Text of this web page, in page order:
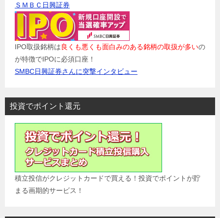
ＳＭＢＣ日興証券
IPO取扱銘柄は良くも悪くも面白みのある銘柄の取扱が多いの
が特徴でIPOに必須口座！
SMBC日興証券さんに突撃インタビュー
投資でポイント還元
積立投信がクレジットカードで買える！投資でポイントが貯
まる画期的サービス！